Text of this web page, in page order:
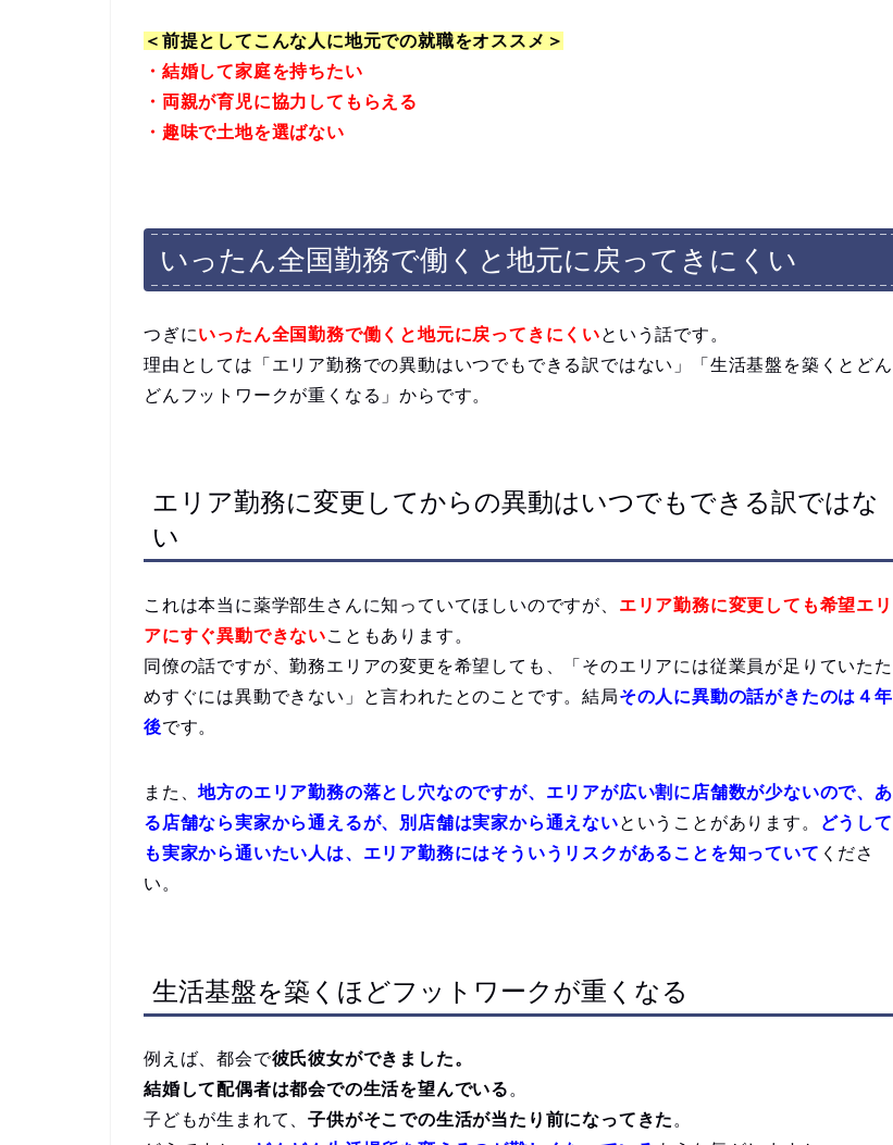
＜前提としてこんな人に地元での就職をオススメ＞
・結婚して家庭を持ちたい
・両親が育児に協力してもらえる
・趣味で土地を選ばない
いったん全国勤務で働くと地元に戻ってきにくい
つぎにいったん全国勤務で働くと地元に戻ってきにくいという話です。
理由としては「エリア勤務での異動はいつでもできる訳ではない」「生活基盤を築くとどん
どんフットワークが重くなる」からです。
エリア勤務に変更してからの異動はいつでもできる訳ではな
い
これは本当に薬学部生さんに知っていてほしいのですが、 エリア勤務に変更しても希望エリ
アにすぐ異動できないこともあります。
同僚の話ですが、勤務エリアの変更を希望しても、「そのエリアには従業員が足りていたた
めすぐには異動できない」と言われたとのことです。結局その人に異動の話がきたのは４年
後です。
また、地方のエリア勤務の落とし穴なのですが、エリアが広い割に店舗数が少ないので、あ
る店舗なら実家から通えるが、別店舗は実家から通えないということがあります。
どうして
も実家から通いたい人は、エリア勤務にはそういうリスクがあることを知っていて くださ
い。
生活基盤を築くほどフットワークが重くなる
例えば、都会で彼氏彼女ができました。
結婚して配偶者は都会での生活を望んでいる。
子どもが生まれて、子供がそこでの生活が当たり前になってきた。